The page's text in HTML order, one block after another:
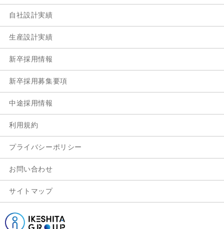
自社設計実績
生産設計実績
新卒採用情報
新卒採用募集要項
中途採用情報
利用規約
プライバシーポリシー
お問い合わせ
サイトマップ